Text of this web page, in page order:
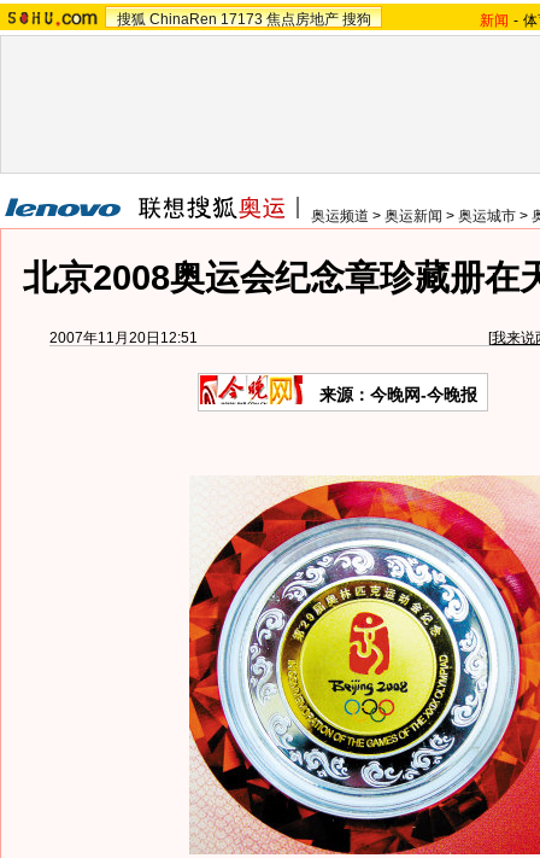
搜狐 ChinaRen 17173 焦点房地产 搜狗 新闻 -
奥运频道 > 奥运新闻 > 奥运城市 >
北京2008奥运会纪念章珍藏册在
2007年11月20日12:51 [我来说
来源：今晚网-今晚报